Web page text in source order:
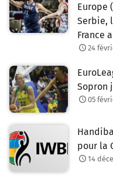
Europe
Serbie,
France
24
Sopron
05
pour la
14